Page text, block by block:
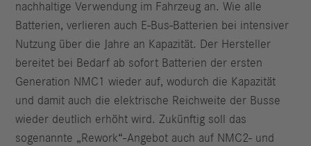
nachhaltige Verwendung im Fahrzeug an. Wie alle
Batterien, verlieren auch E-Bus-Batterien bei intensiver
Nutzung über die Jahre an Kapazität. Der Hersteller
bereitet bei Bedarf ab sofort Batterien der ersten
Generation NMC1 wieder auf, wodurch die Kapazität
und damit auch die elektrische Reichweite der Busse
wieder deutlich erhöht wird. Zukünftig soll das
sogenannte „Rework“-Angebot auch auf NMC2- und